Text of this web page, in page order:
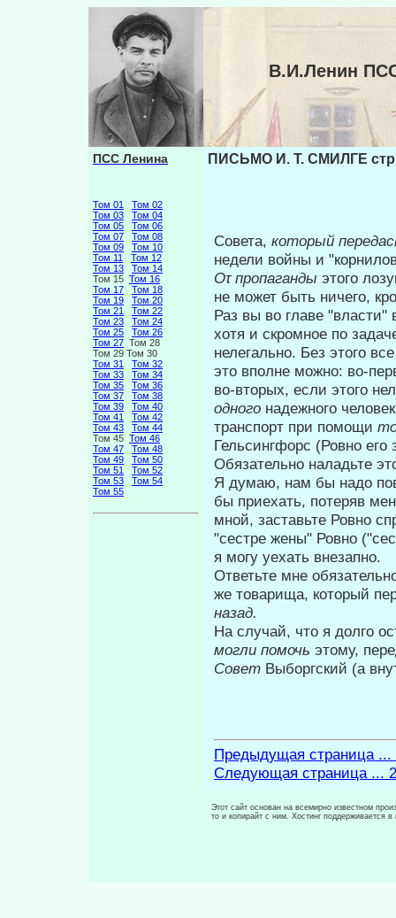
В.И.Ленин
ПСС Ленина
Том 01
Том 02
Том 03
Том 04
Том 05
Том 06
Том 07
Том 08
Том 09
Том 10
Том 11
Том 12
Том 13
Том 14
Том 15 Том 16
Том 17
Том 18
Том 19
Том 20
Том 21
Том 22
Том 23
Том 24
Том 25
Том 26
Том 27 Том 28
Том 29 Том 30
Том 31
Том 32
Том 33
Том 34
Том 35
Том 36
Том 37
Том 38
Том 39
Том 40
Том 41
Том 42
Том 43
Том 44
Том 45 Том 46
Том 47
Том 48
Том 49
Том 50
Том 51
Том 52
Том 53
Том 54
Том 55
ПИСЬМО И. Т. СМИЛГЕ
Совета, который
недели войны и
Οτпропаганды этого
не может быть ничего,
Раз вы во главе
хотя и скромное по
нелегально. Без этого
это вполне можно: во-
во-вторых, если этого
одного надежного
транспорт при помощи
Гельсингфорс (Ровно
Обязательно наладьте
Я думаю, нам бы надо
бы приехать, потеряв
мной, за­ставьте Ровно
"сестре жены" Ровно
я могу уехать внезапно.
Ответьте мне
же товарища, который
назад.
На случай, что я долго
могли помочь этому,
Совет Выборг­ский (а
Предыдущая страница ...
Следующая страница ...
Этот сайт основан на всемирно известном
то и копирайт с ним. Хостинг поддерживается